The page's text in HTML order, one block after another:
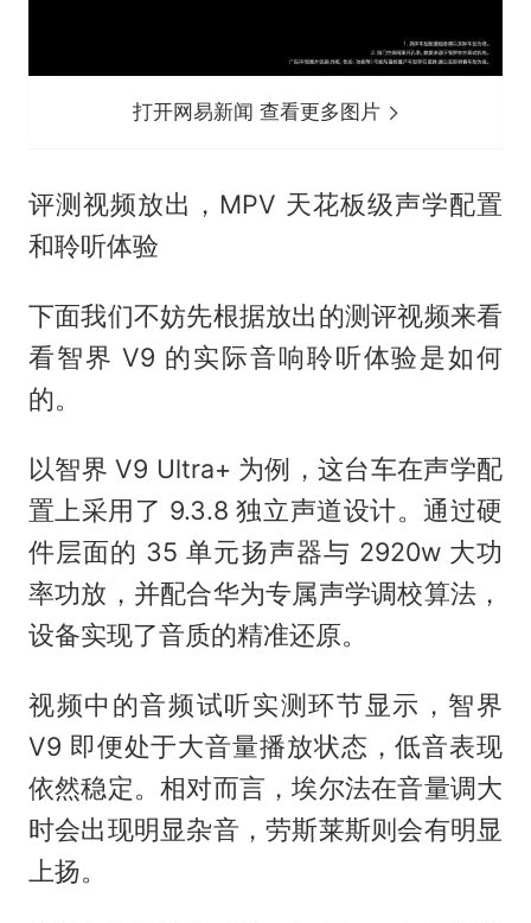
打开网易新闻 查看更多图片
评测视频放出，MPV 天花板级声学配置
和聆听体验
下面我们不妨先根据放出的测评视频来看
看智界 V9 的实际音响聆听体验是如何
的。
以智界 V9 Ultra+ 为例，这台车在声学配
置上采用了 9.3.8 独立声道设计。通过硬
件层面的 35 单元扬声器与 2920w 大功
率功放，并配合华为专属声学调校算法，
设备实现了音质的精准还原。
视频中的音频试听实测环节显示，智界
V9 即便处于大音量播放状态，低音表现
依然稳定。相对而言，埃尔法在音量调大
时会出现明显杂音，劳斯莱斯则会有明显
上扬。